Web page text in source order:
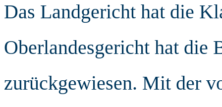
Das Landgericht hat die
Oberlandesgericht hat die
zurückgewiesen. Mit der